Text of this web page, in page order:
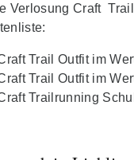
Verlosung Craft
Trail Outfit im
Trail Outfit im
Trailrunning